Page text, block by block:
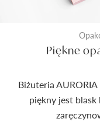
Piękne
Biżuteria
piękny jest